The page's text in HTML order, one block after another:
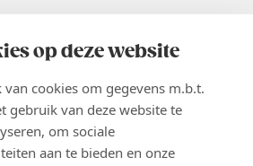
op deze website
cookies om gegevens m.b.t.
gebruik van deze website te
om sociale
aan te bieden en onze
11